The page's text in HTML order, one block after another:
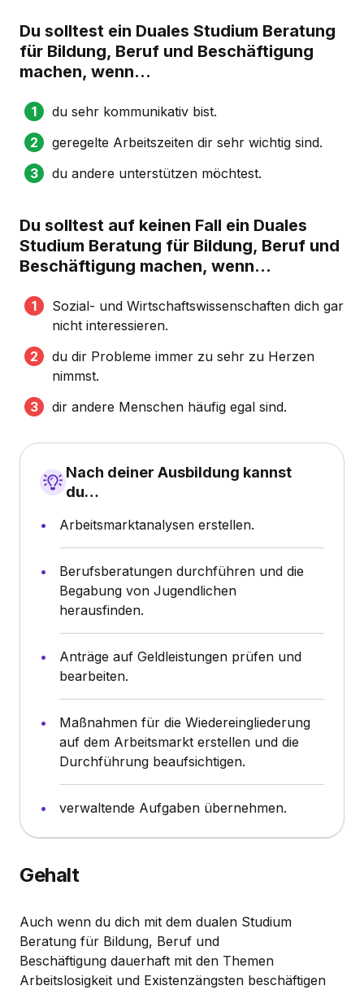
Du solltest ein Duales Studium Beratung
für Bildung, Beruf und Beschäftigung
machen, wenn...
du sehr kommunikativ bist.
geregelte Arbeitszeiten dir sehr wichtig sind.
du andere unterstützen möchtest.
Du solltest auf keinen Fall ein Duales
Studium Beratung für Bildung, Beruf und
Beschäftigung machen, wenn...
Sozial- und Wirtschaftswissenschaften dich gar
nicht interessieren.
du dir Probleme immer zu sehr zu Herzen
nimmst.
dir andere Menschen häufig egal sind.
Nach deiner Ausbildung kannst
du…
Arbeitsmarktanalysen erstellen.
Berufsberatungen durchführen und die
Begabung von Jugendlichen
herausfinden.
Anträge auf Geldleistungen prüfen und
bearbeiten.
Maßnahmen für die Wiedereingliederung
auf dem Arbeitsmarkt erstellen und die
Durchführung beaufsichtigen.
verwaltende Aufgaben übernehmen.
Gehalt
Auch wenn du dich mit dem dualen Studium
Beratung für Bildung, Beruf und
Beschäftigung dauerhaft mit den Themen
Arbeitslosigkeit und Existenzängsten beschäftigen